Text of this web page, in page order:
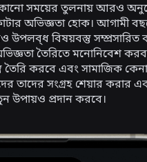
সময়ের তুলনায় আরও
অভিজ্ঞতা হোক। আগামী
উপলব্ধ বিষয়বস্তু
তৈরিতে মনোনিবেশ
তৈরি করবে এবং সামাজিক
তাদের সংগ্রহ শেয়ার করার
উপায়ও প্রদান করবে।